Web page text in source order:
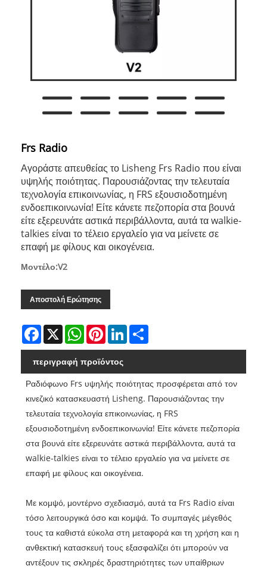
Frs Radio
Αγοράστε απευθείας το Lisheng Frs Radio που είναι
υψηλής ποιότητας. Παρουσιάζοντας την τελευταία
τεχνολογία επικοινωνίας, η FRS εξουσιοδοτημένη
ενδοεπικοινωνία! Είτε κάνετε πεζοπορία στα βουνά
είτε εξερευνάτε αστικά περιβάλλοντα, αυτά τα walkie-
talkies είναι το τέλειο εργαλείο για να μείνετε σε
επαφή με φίλους και οικογένεια.
Μοντέλο:V2
Αποστολή Ερώτησης
Facebook
X WhatsAppPinterestLinkedIn
περιγραφή προϊόντος
Ραδιόφωνο Frs υψηλής ποιότητας προσφέρεται από τον
κινεζικό κατασκευαστή Lisheng. Παρουσιάζοντας την
τελευταία τεχνολογία επικοινωνίας, η FRS
εξουσιοδοτημένη ενδοεπικοινωνία! Είτε κάνετε πεζοπορία
στα βουνά είτε εξερευνάτε αστικά περιβάλλοντα, αυτά τα
walkie-talkies είναι το τέλειο εργαλείο για να μείνετε σε
επαφή με φίλους και οικογένεια.
Με κομψό, μοντέρνο σχεδιασμό, αυτά τα Frs Radio είναι
τόσο λειτουργικά όσο και κομψά. Το συμπαγές μέγεθός
τους τα καθιστά εύκολα στη μεταφορά και τη χρήση και η
ανθεκτική κατασκευή τους εξασφαλίζει ότι μπορούν να
αντέξουν τις σκληρές δραστηριότητες των υπαίθριων